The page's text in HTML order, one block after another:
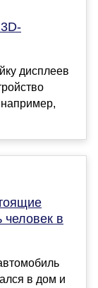
дисплеев
человек в
в дом и